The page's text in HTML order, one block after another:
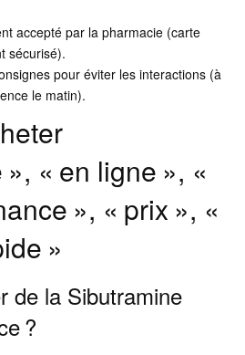
accepté par la pharmacie (carte
sécurisé).
pour éviter les interactions (à
le matin).
« en ligne », «
», « prix », «
»
de la Sibutramine
?